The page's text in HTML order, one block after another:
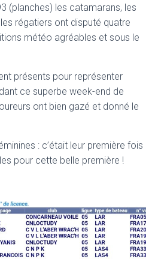
(planches) les catamarans, les
régatiers ont disputé quatre
météo agréables et sous le
présents pour représenter
ce superbe week-end de
ont bien gazé et donné le
: c’était leur première fois
pour cette belle première !